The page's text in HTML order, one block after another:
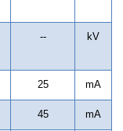
-- kV
25 mA
45 mA